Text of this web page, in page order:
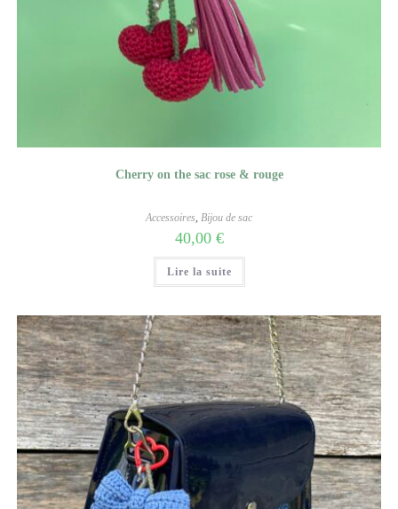
Cherry on the sac rose & rouge
Accessoires Bijou de sac
40,00 €
Lire la suite